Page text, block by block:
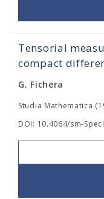
Tensorial
compact
G. Fichera
Studia Mathematica
DOI: 10.4064/sm-